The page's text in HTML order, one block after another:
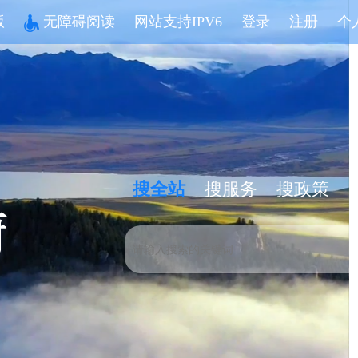
无障碍阅读 网站支持IPV6 登录 注册 个
搜全站 搜服务 搜政策